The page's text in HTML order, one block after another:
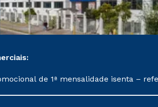
de 1ª mensalidade isenta –